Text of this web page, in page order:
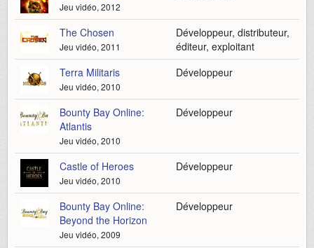
Jeu vidéo, 2012
The Chosen
Jeu vidéo, 2011
Développeur, distributeur,
éditeur, exploitant
Terra Militaris
Jeu vidéo, 2010
Développeur
Bounty Bay Online:
Atlantis
Jeu vidéo, 2010
Développeur
Castle of Heroes
Jeu vidéo, 2010
Développeur
Bounty Bay Online:
Beyond the Horizon
Jeu vidéo, 2009
Développeur